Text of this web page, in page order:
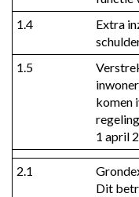
1.4
Extra
1.5
komen
1 april
2.1
Dit